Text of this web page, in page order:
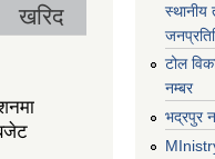
खरिद
स्थानीय
टोल
नम्बर
भद्रपुर